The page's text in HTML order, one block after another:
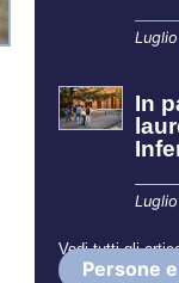
In
Vedi tutti gli
Persone